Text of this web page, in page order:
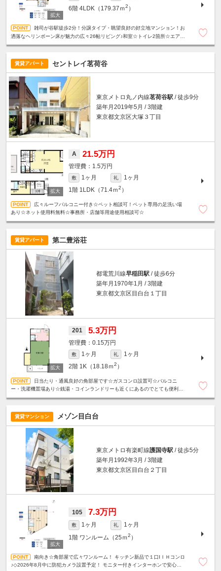
6階 4LDK（179.37ｍ2 ）
雑司が谷駅徒歩2分！分譲タイプ・眺望良好の好立地マンション！お
洒落なヘリンボーン床が魅力の広々26帖リビング♪和室☆トイレ2箇所☆エアコ
賃貸アパート セントレイ茗荷谷
東京メトロ丸ノ内線茗荷谷駅 / 徒歩9分
築年月2019年5月 / 3階建
東京都文京区大塚３丁目
A 21.5万円
1.5万円
敷 1ヶ月 礼
1ヶ月
1階 1LDK（71.4ｍ2 ）
広々ルーフバルコニー付き☆ペット相談可！ペット専用の足洗い場
あり☆ネット使用料無料☆事務所・店舗等用途使用相談可☆
賃貸アパート 第二豊浴荘
都電荒川線早稲田駅 / 徒歩6分
築年月1970年1月 / 3階建
東京都文京区目白台１丁目
201 5.3万円
0.15万円
敷 1ヶ月 礼
1ヶ月
2階 1K（18.18ｍ2 ）
日当たり・通風良好の角部屋です☆ガスコンロ設置可☆バルコニ
ー・洗濯機置場あり☆銭湯・コインランドリーも近くにあるのでとても便利で
賃貸マンション メゾン目白台
東京メトロ有楽町線護国寺駅 / 徒歩5分
築年月1992年3月 / 3階建
東京都文京区目白台２丁目
105 7.3万円
敷 1ヶ月 礼
1ヶ月
1階 ワンルーム（25ｍ2 ）
南向き☆角部屋で広々ワンルーム！ キッチン新品で１口IＩＨコンロ
♪◇2026年8月中に防犯カメラ設置予定！ モニター付きインターホンで安心！